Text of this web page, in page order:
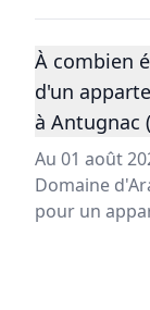
À combien
d'un
à Antugnac
Au 01 août
Domaine
pour un